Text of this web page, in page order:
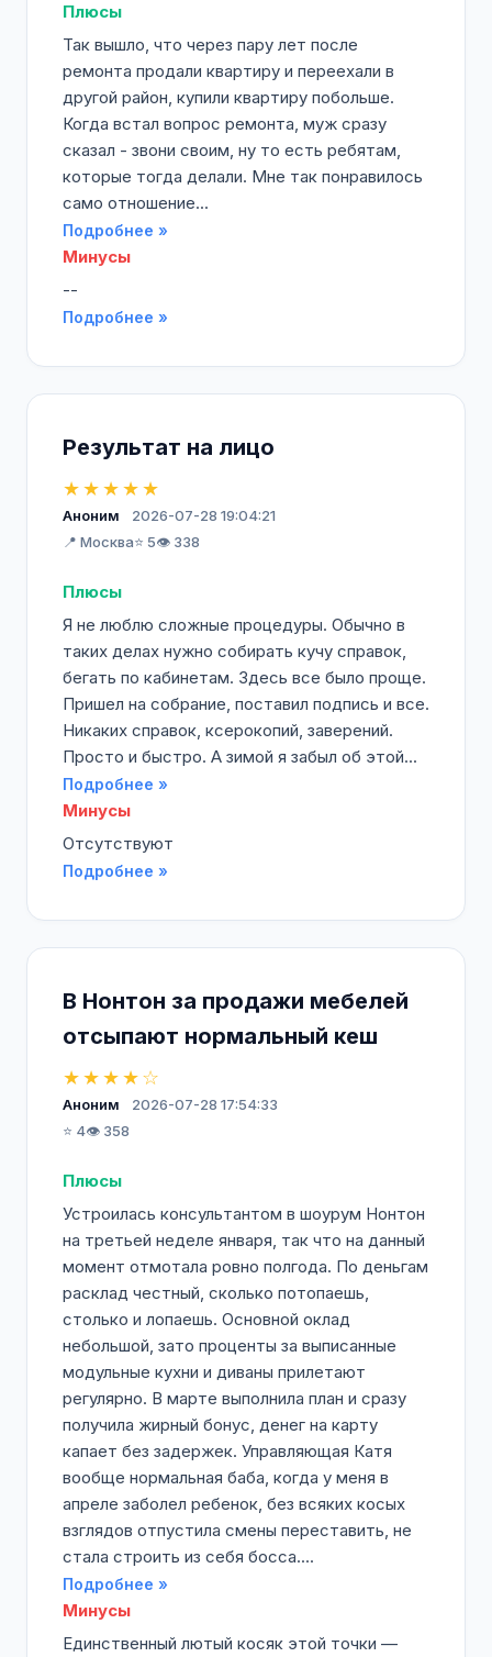
Плюсы
Так вышло, что через пару лет после
ремонта продали квартиру и переехали в
другой район, купили квартиру побольше.
Когда встал вопрос ремонта, муж сразу
сказал - звони своим, ну то есть ребятам,
которые тогда делали. Мне так понравилось
само отношение...
Подробнее »
Минусы
--
Подробнее »
Результат на лицо
★★★★★
Аноним
2026-07-28 19:04:21
📍 Москва⭐ 5👁️ 338
Плюсы
Я не люблю сложные процедуры. Обычно в
таких делах нужно собирать кучу справок,
бегать по кабинетам. Здесь все было проще.
Пришел на собрание, поставил подпись и все.
Никаких справок, ксерокопий, заверений.
Просто и быстро. А зимой я забыл об этой...
Подробнее »
Минусы
Отсутствуют
Подробнее »
В Нонтон за продажи мебелей
отсыпают нормальный кеш
★★★★☆
Аноним
2026-07-28 17:54:33
⭐ 4👁️ 358
Плюсы
Устроилась консультантом в шоурум Нонтон
на третьей неделе января, так что на данный
момент отмотала ровно полгода. По деньгам
расклад честный, сколько потопаешь,
столько и лопаешь. Основной оклад
небольшой, зато проценты за выписанные
модульные кухни и диваны прилетают
регулярно. В марте выполнила план и сразу
получила жирный бонус, денег на карту
капает без задержек. Управляющая Катя
вообще нормальная баба, когда у меня в
апреле заболел ребенок, без всяких косых
взглядов отпустила смены переставить, не
стала строить из себя босса....
Подробнее »
Минусы
Единственный лютый косяк этой точки —